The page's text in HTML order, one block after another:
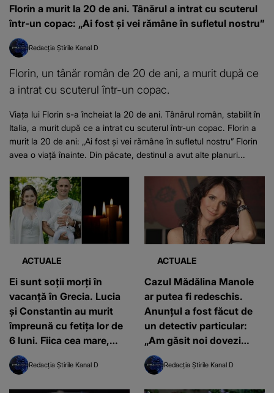
Florin a murit la 20 de ani. Tânărul a intrat cu scuterul
într-un copac: „Ai fost și vei rămâne în sufletul nostru”
Redacția Știrile Kanal D
Florin, un tânăr român de 20 de ani, a murit după ce
a intrat cu scuterul într-un copac.
Viața lui Florin s-a încheiat la 20 de ani. Tânărul român, stabilit în
Italia, a murit după ce a intrat cu scuterul într-un copac. Florin a
murit la 20 de ani: „Ai fost și vei rămâne în sufletul nostru” Florin
avea o viață înainte. Din păcate, destinul a avut alte planuri...
ACTUALE
Ei sunt soții morți în
vacanță în Grecia. Lucia
și Constantin au murit
împreună cu fetița lor de
6 luni. Fiica cea mare,
grav rănită, a rămas
singură pe lume
Redacția Știrile Kanal D
ACTUALE
Cazul Mădălina Manole
ar putea fi redeschis.
Anunțul a fost făcut de
un detectiv particular:
„Am găsit noi dovezi
solide, imperios
necesare”
Redacția Știrile Kanal D